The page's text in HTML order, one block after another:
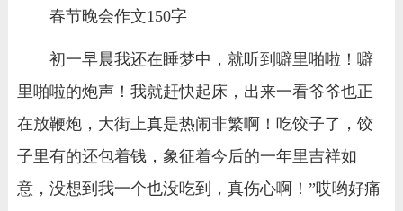
春节晚会作文150字
初一早晨我还在睡梦中，就听到噼里啪啦！噼
里啪啦的炮声！我就赶快起床，出来一看爷爷也正
在放鞭炮，大街上真是热闹非繁啊！吃饺子了，饺
子里有的还包着钱，象征着今后的一年里吉祥如
意，没想到我一个也没吃到，真伤心啊！”哎哟好痛